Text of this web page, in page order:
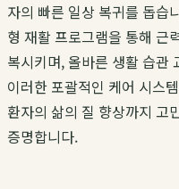
자의 빠른 일상 복귀를 돕습
형 재활 프로그램을 통해 근
복시키며, 올바른 생활 습관
이러한 포괄적인 케어 시스
환자의 삶의 질 향상까지 고
증명합니다.